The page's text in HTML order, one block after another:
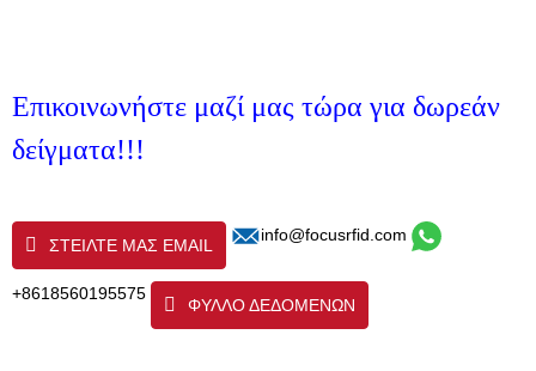
Επικοινωνήστε μαζί μας τώρα για δωρεάν
δείγματα!!!
ΣΤΕΊΛΤΕ ΜΑΣ EMAIL
info@focusrfid.com
+8618560195575
ΦΥΛΛΟ ΔΕΔΟΜΕΝΩΝ